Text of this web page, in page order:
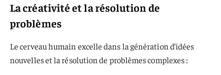
La créativité et la résolution de
problèmes
Le cerveau humain excelle dans la génération d’idées
nouvelles et la résolution de problèmes complexes :